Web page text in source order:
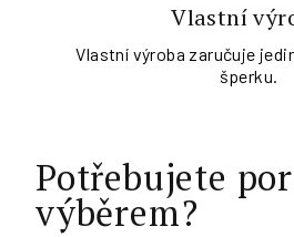
Vlastní
Vlastní výroba zaručuje
šperku.
Potřebujete
výběrem?